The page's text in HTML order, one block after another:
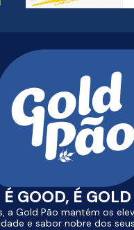
É GOOD, É
a Gold Pão mantém os
e sabor nobre dos